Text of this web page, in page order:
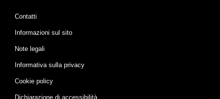
Contatti
Informazioni sul sito
Note legali
Informativa sulla privacy
Cookie policy
Dichiarazione di accessibilità